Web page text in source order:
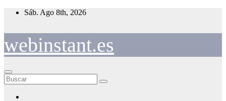
Saltar
Sáb. Ago 8th, 2026
webinstant.es